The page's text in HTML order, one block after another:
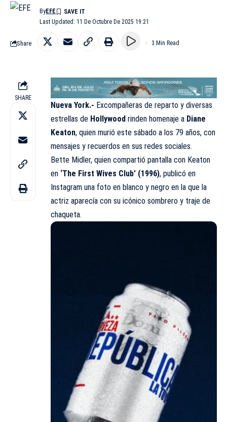
Last Updated: 11 De Octubre De 2025 19:21
ByEFE
Share 3 Min Read
SHARE
Nueva York.- Excompañeras de reparto y diversas
estrellas de Hollywood rinden homenaje a Diane
Keaton, quien murió este sábado a los 79 años, con
mensajes y recuerdos en sus redes sociales.
Bette Midler, quien compartió pantalla con Keaton
en ‘The First Wives Club’ (1996), publicó en
Instagram una foto en blanco y negro en la que la
actriz aparecía con su icónico sombrero y traje de
chaqueta.